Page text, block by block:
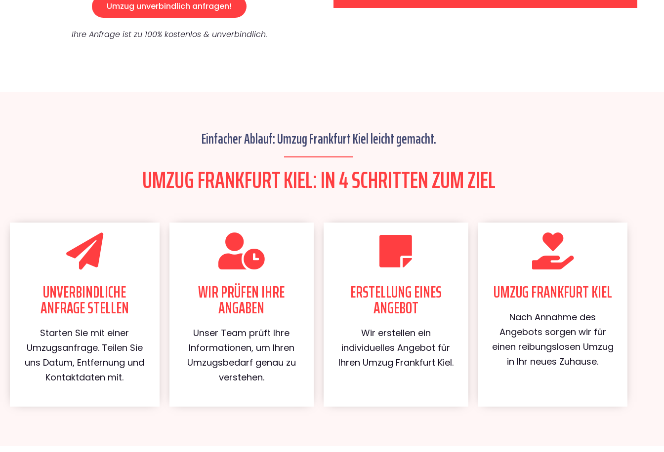
Umzug unverbindlich anfragen!
Ihre Anfrage ist zu 100% kostenlos & unverbindlich.
Einfacher Ablauf: Umzug Frankfurt Kiel leicht gemacht.
UMZUG FRANKFURT KIEL: IN 4 SCHRITTEN ZUM ZIEL
UNVERBINDLICHE
ANFRAGE STELLEN
Starten Sie mit einer
Umzugsanfrage. Teilen Sie
uns Datum, Entfernung und
Kontaktdaten mit.
WIR PRÜFEN IHRE
ANGABEN
Unser Team prüft Ihre
Informationen, um Ihren
Umzugsbedarf genau zu
verstehen.
ERSTELLUNG EINES
ANGEBOT
Wir erstellen ein
individuelles Angebot für
Ihren Umzug Frankfurt Kiel.
UMZUG FRANKFURT KIEL
Nach Annahme des
Angebots sorgen wir für
einen reibungslosen Umzug
in Ihr neues Zuhause.